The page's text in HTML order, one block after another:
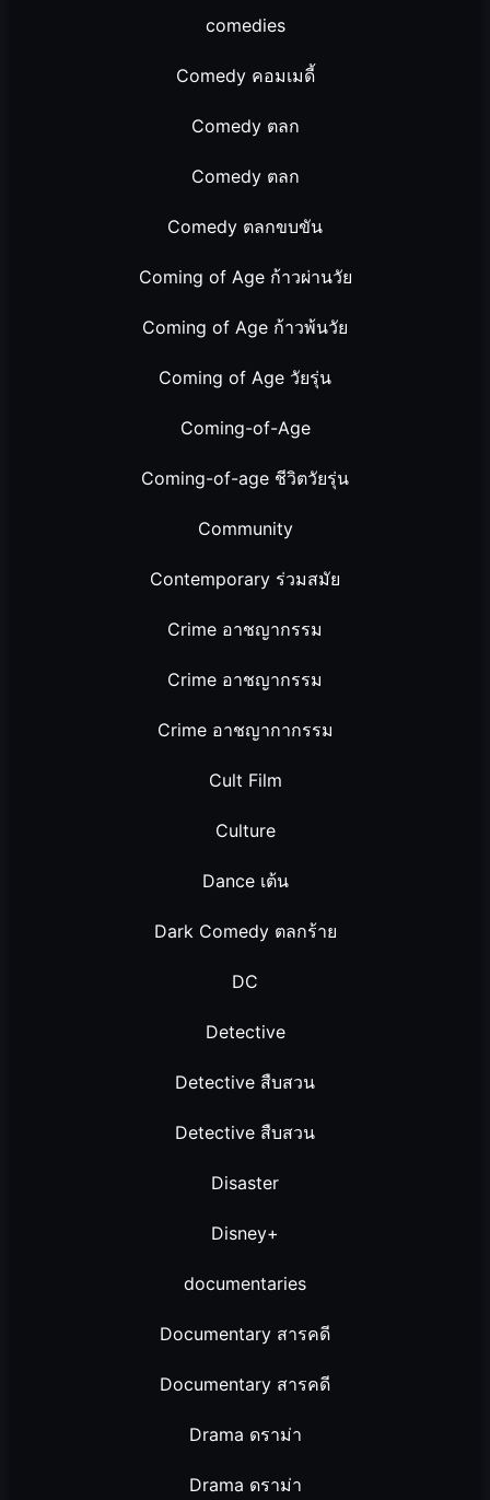
comedies
Comedy คอมเมดี้
Comedy ตลก
Comedy ตลก
Comedy ตลกขบขัน
Coming of Age ก้าวผ่านวัย
Coming of Age ก้าวพ้นวัย
Coming of Age วัยรุ่น
Coming-of-Age
Coming-of-age ชีวิตวัยรุ่น
Community
Contemporary ร่วมสมัย
Crime อาชญากรรม
Crime อาชญากรรม
Crime อาชญากากรรม
Cult Film
Culture
Dance เต้น
Dark Comedy ตลกร้าย
DC
Detective
Detective สืบสวน
Detective สืบสวน
Disaster
Disney+
documentaries
Documentary สารคดี
Documentary สารคดี
Drama ดราม่า
Drama ดราม่า